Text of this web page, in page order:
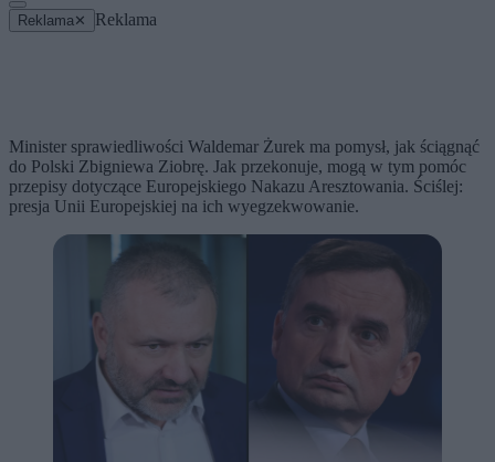
Reklama ✕ Reklama
Minister sprawiedliwości Waldemar Żurek ma pomysł, jak ściągnąć
do Polski Zbigniewa Ziobrę. Jak przekonuje, mogą w tym pomóc
przepisy dotyczące Europejskiego Nakazu Aresztowania. Ściślej:
presja Unii Europejskiej na ich wyegzekwowanie.